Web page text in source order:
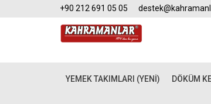
+90 212 691 05 05
YEMEK TAKIMLARI (YENİ) DÖKÜM